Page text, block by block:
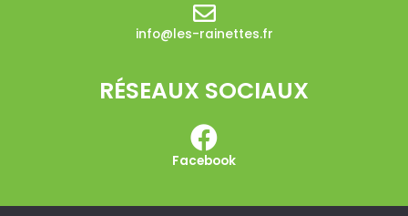
info@les-rainettes.fr
RÉSEAUX SOCIAUX
Facebook